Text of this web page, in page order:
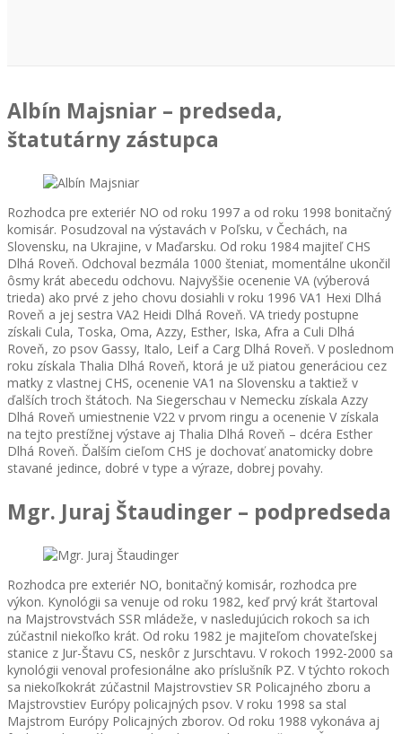
Albín Majsniar – predseda,
štatutárny zástupca
Rozhodca pre exteriér NO od roku 1997 a od roku 1998 bonitačný
komisár. Posudzoval na výstavách v Poľsku, v Čechách, na
Slovensku, na Ukrajine, v Maďarsku. Od roku 1984 majiteľ CHS
Dlhá Roveň. Odchoval bezmála 1000 šteniat, momentálne ukončil
ôsmy krát abecedu odchovu. Najvyššie ocenenie VA (výberová
trieda) ako prvé z jeho chovu dosiahli v roku 1996 VA1 Hexi Dlhá
Roveň a jej sestra VA2 Heidi Dlhá Roveň. VA triedy postupne
získali Cula, Toska, Oma, Azzy, Esther, Iska, Afra a Culi Dlhá
Roveň, zo psov Gassy, Italo, Leif a Carg Dlhá Roveň. V poslednom
roku získala Thalia Dlhá Roveň, ktorá je už piatou generáciou cez
matky z vlastnej CHS, ocenenie VA1 na Slovensku a taktiež v
ďalších troch štátoch. Na Siegerschau v Nemecku získala Azzy
Dlhá Roveň umiestnenie V22 v prvom ringu a ocenenie V získala
na tejto prestížnej výstave aj Thalia Dlhá Roveň – dcéra Esther
Dlhá Roveň. Ďalším cieľom CHS je dochovať anatomicky dobre
stavané jedince, dobré v type a výraze, dobrej povahy.
Mgr. Juraj Štaudinger – podpredseda
Rozhodca pre exteriér NO, bonitačný komisár, rozhodca pre
výkon. Kynológii sa venuje od roku 1982, keď prvý krát štartoval
na Majstrovstvách SSR mládeže, v nasledujúcich rokoch sa ich
zúčastnil niekoľko krát. Od roku 1982 je majiteľom chovateľskej
stanice z Jur-Štavu CS, neskôr z Jurschtavu. V rokoch 1992-2000 sa
kynológii venoval profesionálne ako príslušník PZ. V týchto rokoch
sa niekoľkokrát zúčastnil Majstrovstiev SR Policajného zboru a
Majstrovstiev Európy policajných psov. V roku 1998 sa stal
Majstrom Európy Policajných zborov. Od roku 1988 vykonáva aj